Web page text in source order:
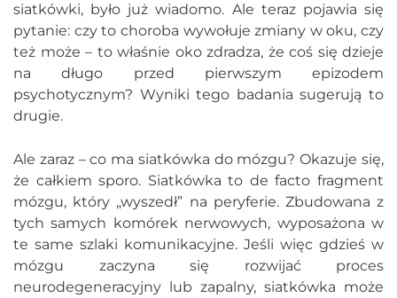
siatkówki, było już wiadomo. Ale teraz pojawia się
pytanie: czy to choroba wywołuje zmiany w oku, czy
też może – to właśnie oko zdradza, że coś się dzieje
na długo przed pierwszym epizodem
psychotycznym? Wyniki tego badania sugerują to
drugie.
Ale zaraz – co ma siatkówka do mózgu? Okazuje się,
że całkiem sporo. Siatkówka to de facto fragment
mózgu, który „wyszedł” na peryferie. Zbudowana z
tych samych komórek nerwowych, wyposażona w
te same szlaki komunikacyjne. Jeśli więc gdzieś w
mózgu zaczyna się rozwijać proces
neurodegeneracyjny lub zapalny, siatkówka może